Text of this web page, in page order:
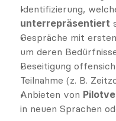
Identifizierung,
unterrepräsentiert
Gespräche mit
um deren
Beseitigung
Teilnahme (z. B.
Anbieten von
in neuen Sprachen